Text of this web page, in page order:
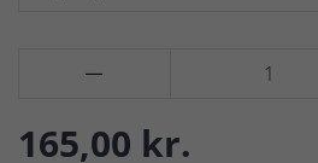

165,00 kr.